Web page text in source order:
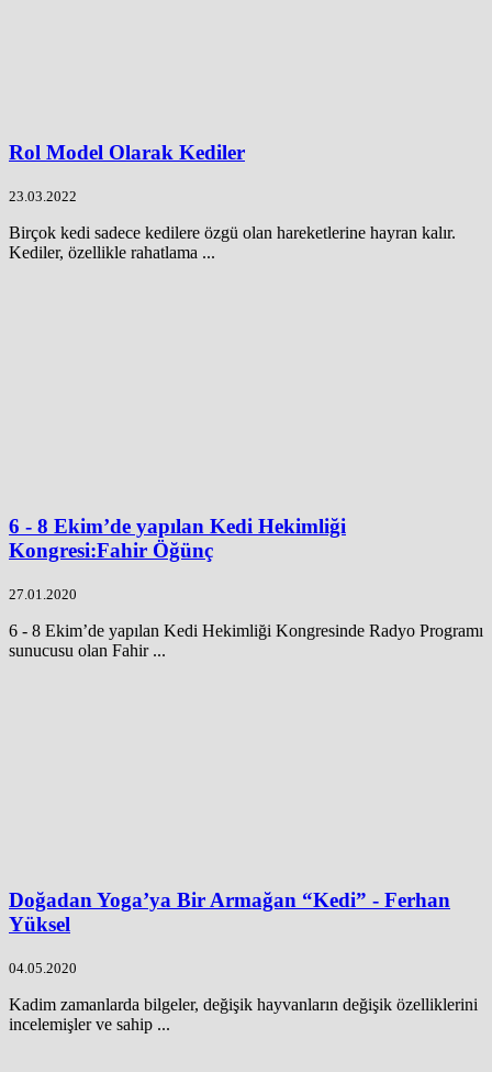
Rol Model Olarak Kediler
23.03.2022
Birçok kedi sadece kedilere özgü olan hareketlerine hayran kalır.
Kediler, özellikle rahatlama ...
6 - 8 Ekim’de yapılan Kedi Hekimliği
Kongresi:Fahir Öğünç
27.01.2020
6 - 8 Ekim’de yapılan Kedi Hekimliği Kongresinde Radyo Programı
sunucusu olan Fahir ...
Doğadan Yoga’ya Bir Armağan “Kedi” - Ferhan
Yüksel
04.05.2020
Kadim zamanlarda bilgeler, değişik hayvanların değişik özelliklerini
incelemişler ve sahip ...